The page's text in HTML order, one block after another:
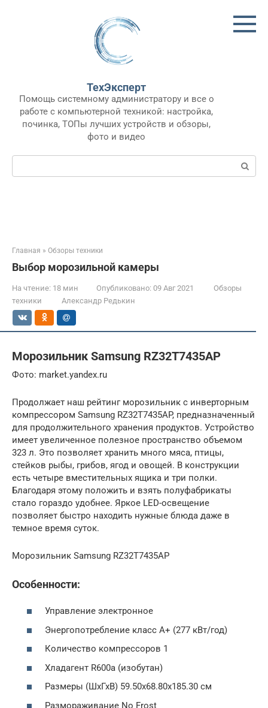
ТехЭксперт
Помощь системному администратору и все о
работе с компьютерной техникой: настройка,
починка, ТОПы лучших устройств и обзоры,
фото и видео
Поиск:
Главная » Обзоры техники
Выбор морозильной камеры
На чтение: 18 мин Опубликовано: 09 Авг 2021
Обзоры
техники
Александр Редькин
Морозильник Samsung RZ32T7435AP
Фото: market.yandex.ru
Продолжает наш рейтинг морозильник с инверторным
компрессором Samsung RZ32T7435AP, предназначенный
для продолжительного хранения продуктов. Устройство
имеет увеличенное полезное пространство объемом
323 л. Это позволяет хранить много мяса, птицы,
стейков рыбы, грибов, ягод и овощей. В конструкции
есть четыре вместительных ящика и три полки.
Благодаря этому положить и взять полуфабрикаты
стало гораздо удобнее. Яркое LED-освещение
позволяет быстро находить нужные блюда даже в
темное время суток.
Морозильник Samsung RZ32T7435AP
Особенности:
Управление электронное
Энергопотребление класс A+ (277 кВт/год)
Количество компрессоров 1
Хладагент R600a (изобутан)
Размеры (ШхГхВ) 59.50х68.80х185.30 см
Размораживание No Frost